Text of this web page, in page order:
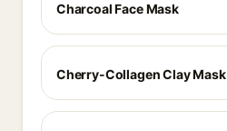
Charcoal Face Mask
Cherry-Collagen Clay Mask